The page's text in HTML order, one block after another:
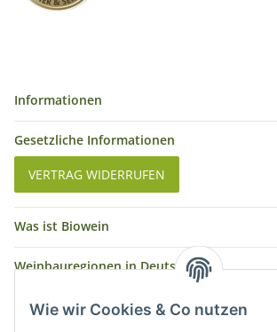
Wie wir Cookies & Co nutzen
Informationen
Gesetzliche Informationen
VERTRAG WIDERRUFEN
Was ist Biowein
Weinbauregionen in Deutschland
Weinbauregionen und Weinbaugebiete in